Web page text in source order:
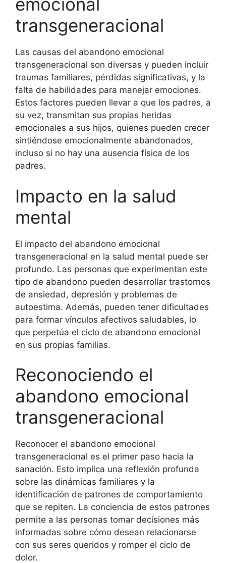
transgeneracional
Las causas del abandono emocional
transgeneracional son diversas y pueden incluir
traumas familiares, pérdidas significativas, y la
falta de habilidades para manejar emociones.
Estos factores pueden llevar a que los padres, a
su vez, transmitan sus propias heridas
emocionales a sus hijos, quienes pueden crecer
sintiéndose emocionalmente abandonados,
incluso si no hay una ausencia física de los
padres.
Impacto en la salud
mental
El impacto del abandono emocional
transgeneracional en la salud mental puede ser
profundo. Las personas que experimentan este
tipo de abandono pueden desarrollar trastornos
de ansiedad, depresión y problemas de
autoestima. Además, pueden tener dificultades
para formar vínculos afectivos saludables, lo
que perpetúa el ciclo de abandono emocional
en sus propias familias.
Reconociendo el
abandono emocional
transgeneracional
Reconocer el abandono emocional
transgeneracional es el primer paso hacia la
sanación. Esto implica una reflexión profunda
sobre las dinámicas familiares y la
identificación de patrones de comportamiento
que se repiten. La conciencia de estos patrones
permite a las personas tomar decisiones más
informadas sobre cómo desean relacionarse
con sus seres queridos y romper el ciclo de
dolor.